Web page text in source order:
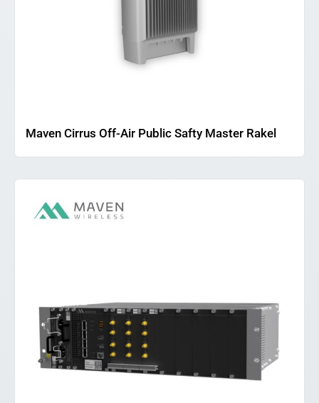
Maven Cirrus Off-Air Public Safty Master Rakel